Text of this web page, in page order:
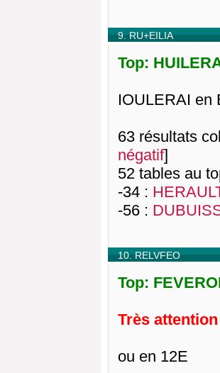
9. RU+EILIA
Top:
IOULERAI en
63 résultats
négatif]
52 tables au
-34 :
-56 :
10. RELVFEO
Top:
Très
ou en 12E